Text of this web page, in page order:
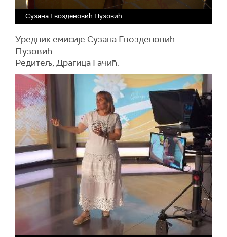
Сузана Гвозденовић Пузовић
Уредник емисије Сузана Гвозденовић
Пузовић
Редитељ, Драгица Гачић.